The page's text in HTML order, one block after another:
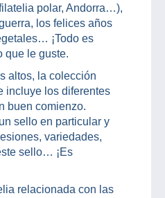
polar, Andorra…),
los felices años
¡Todo es
que le guste.
altos, la colección
incluye los diferentes
buen comienzo.
sello en particular y
variedades,
sello… ¡Es
relacionada con las